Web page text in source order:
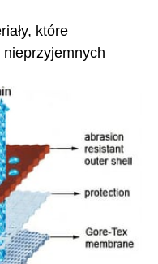
które